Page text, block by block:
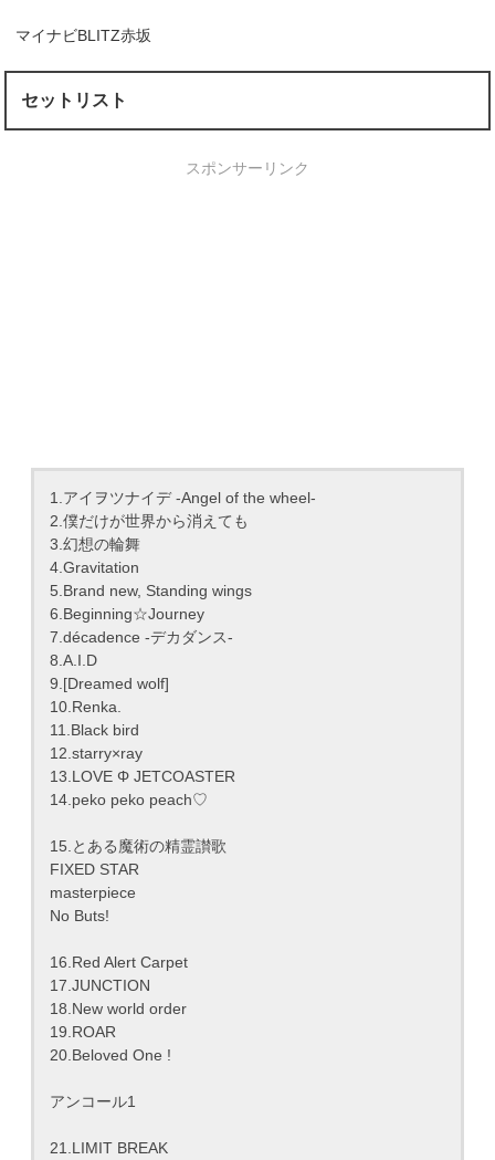
マイナビBLITZ赤坂
セットリスト
スポンサーリンク
1.アイヲツナイデ -Angel of the wheel-
2.僕だけが世界から消えても
3.幻想の輪舞
4.Gravitation
5.Brand new, Standing wings
6.Beginning☆Journey
7.décadence -デカダンス-
8.A.I.D
9.[Dreamed wolf]
10.Renka.
11.Black bird
12.starry×ray
13.LOVE Φ JETCOASTER
14.peko peko peach♡
15.とある魔術の精霊讃歌
FIXED STAR
masterpiece
No Buts!
16.Red Alert Carpet
17.JUNCTION
18.New world order
19.ROAR
20.Beloved One !
アンコール1
21.LIMIT BREAK